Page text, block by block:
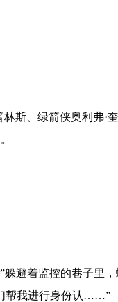
、绿箭侠奥利弗·
避着监控的巷子里
帮我进行身份认……”